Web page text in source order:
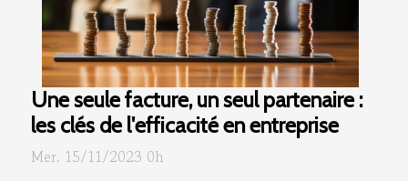
Une seule facture, un seul partenaire :
les clés de l'efficacité en entreprise
Mer. 15/11/2023 0h